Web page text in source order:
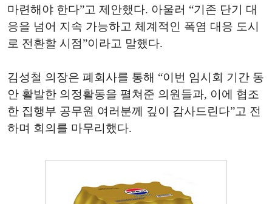
마련해야 한다”고 제안했다. 아울러 “기존 단기 대
응을 넘어 지속 가능하고 체계적인 폭염 대응 도시
로 전환할 시점”이라고 말했다.
김성철 의장은 폐회사를 통해 “이번 임시회 기간 동
안 활발한 의정활동을 펼쳐준 의원들과, 이에 협조
한 집행부 공무원 여러분께 깊이 감사드린다”고 전
하며 회의를 마무리했다.